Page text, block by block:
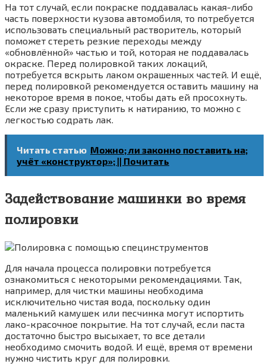
На тот случай, если покраске поддавалась какая-либо
часть поверхности кузова автомобиля, то потребуется
использовать специальный растворитель, который
поможет стереть резкие переходы между
«обновлённой» частью и той, которая не поддавалась
окраске. Перед полировкой таких локаций,
потребуется вскрыть лаком окрашенных частей. И ещё,
перед полировкой рекомендуется оставить машину на
некоторое время в покое, чтобы дать ей просохнуть.
Если же сразу приступить к натиранию, то можно с
легкостью содрать лак.
Читать статью Можно; ли законно поставить на;
учёт «конструктор»; || Почитать
Задействование машинки во время
полировки
Для начала процесса полировки потребуется
ознакомиться с некоторыми рекомендациями. Так,
например, для чистки машины необходима
исключительно чистая вода, поскольку один
маленький камушек или песчинка могут испортить
лако-красочное покрытие. На тот случай, если паста
достаточно быстро высыхает, то все детали
необходимо смочить водой. И ещё, время от времени
нужно чистить круг для полировки.